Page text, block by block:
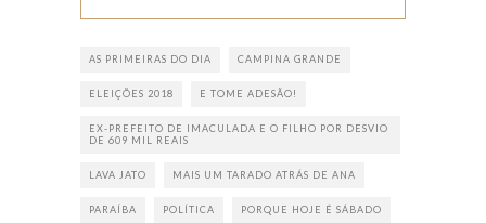
AS PRIMEIRAS DO DIA CAMPINA GRANDE
ELEIÇÕES 2018 E TOME ADESÃO!
EX-PREFEITO DE IMACULADA E O FILHO POR DESVIO
DE 609 MIL REAIS
LAVA JATO MAIS UM TARADO ATRÁS DE ANA
PARAÍBA POLÍTICA PORQUE HOJE É SÁBADO